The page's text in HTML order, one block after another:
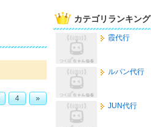
索
4 »
カテゴリランキング
霞代行
ルパン代行
JUN代行